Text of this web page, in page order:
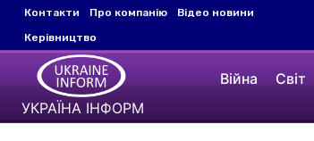
Контакти Про компанію
Відео новини
Керівництво
УКРАЇНА ІНФОРМ
Війна Світ